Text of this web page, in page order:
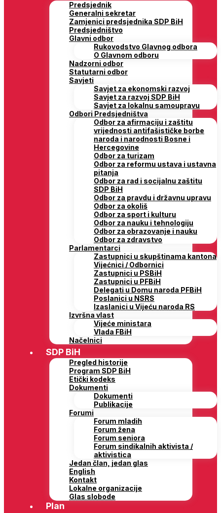
Predsjednik
Generalni sekretar
Zamjenici predsjednika SDP BiH
Predsjedništvo
Glavni odbor
Rukovodstvo Glavnog odbora
O Glavnom odboru
Nadzorni odbor
Statutarni odbor
Savjeti
Savjet za ekonomski razvoj
Savjet za razvoj SDP BiH
Savjet za lokalnu samoupravu
Odbori Predsjedništva
Odbor za afirmaciju i zaštitu
vrijednosti antifašističke borbe
naroda i narodnosti Bosne i
Hercegovine
Odbor za turizam
Odbor za reformu ustava i ustavna
pitanja
Odbor za rad i socijalnu zaštitu
SDP BiH
Odbor za pravdu i državnu upravu
Odbor za okoliš
Odbor za sport i kulturu
Odbor za nauku i tehnologiju
Odbor za obrazovanje i nauku
Odbor za zdravstvo
Parlamentarci
Zastupnici u skupštinama kantona
Vijećnici / Odbornici
Zastupnici u PSBiH
Zastupnici u PFBiH
Delegati u Domu naroda PFBiH
Poslanici u NSRS
Izaslanici u Vijeću naroda RS
Izvršna vlast
Vijeće ministara
Vlada FBiH
Načelnici
SDP BiH
Pregled historije
Program SDP BiH
Etički kodeks
Dokumenti
Dokumenti
Publikacije
Forumi
Forum mladih
Forum žena
Forum seniora
Forum sindikalnih aktivista /
aktivistica
Jedan član, jedan glas
English
Kontakt
Lokalne organizacije
Glas slobode
Plan